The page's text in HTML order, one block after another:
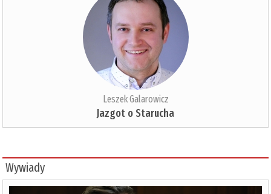
Leszek Galarowicz
Jazgot o Starucha
Wywiady